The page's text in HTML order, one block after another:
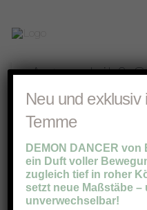
Astrophil &
PETRA LUDIN
Neu und
Temme
DEMON DANCER von
ein Duft voller
zugleich tief in roher
setzt neue Maßstäbe
unverwechselbar!